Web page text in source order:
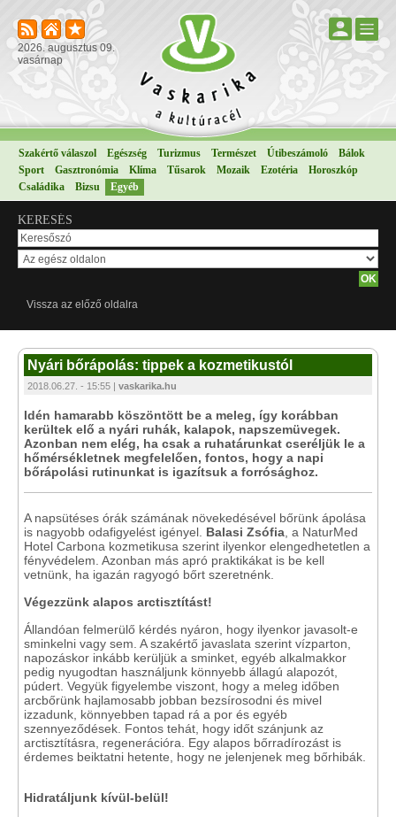
2026. augusztus 09.
vasárnap
Szakértő válaszol Egészség Turizmus Természet Útibeszámoló
Bálok
Sport
Gasztronómia Klíma Tűsarok Mozaik Ezotéria
Horoszkóp
Családika
Bizsu Egyéb
KERESÉS
Vissza az előző oldalra
Nyári bőrápolás: tippek a kozmetikustól
2018.06.27. - 15:55 | vaskarika.hu
Idén hamarabb köszöntött be a meleg, így korábban
kerültek elő a nyári ruhák, kalapok, napszemüvegek.
Azonban nem elég, ha csak a ruhatárunkat cseréljük le a
hőmérsékletnek megfelelően, fontos, hogy a napi
bőrápolási rutinunkat is igazítsuk a forrósághoz.
A napsütéses órák számának növekedésével bőrünk ápolása
is nagyobb odafigyelést igényel. Balasi Zsófia , a NaturMed
Hotel Carbona kozmetikusa szerint ilyenkor elengedhetetlen a
fényvédelem. Azonban más apró praktikákat is be kell
vetnünk, ha igazán ragyogó bőrt szeretnénk.
Végezzünk alapos arctisztítást!
Állandóan felmerülő kérdés nyáron, hogy ilyenkor javasolt-e
sminkelni vagy sem. A szakértő javaslata szerint vízparton,
napozáskor inkább kerüljük a sminket, egyéb alkalmakkor
pedig nyugodtan használjunk könnyebb állagú alapozót,
púdert. Vegyük figyelembe viszont, hogy a meleg időben
arcbőrünk hajlamosabb jobban bezsírosodni és mivel
izzadunk, könnyebben tapad rá a por és egyéb
szennyeződések. Fontos tehát, hogy időt szánjunk az
arctisztításra, regenerációra. Egy alapos bőrradírozást is
érdemes beiktatni hetente, hogy ne jelenjenek meg bőrhibák.
Hidratáljunk kívül-belül!